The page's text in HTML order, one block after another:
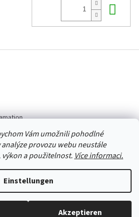
Vám umožnili pohodlné
provozu webu neustále
a použitelnost. Více informaci.
Einstellungen
Akzeptieren
Tulipán. Alle Rechte vorbehalten.Cookie-
Einstellungen ändern